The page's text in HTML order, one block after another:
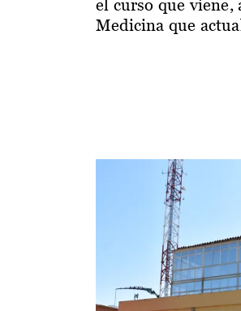
el curso que viene,
Medicina que